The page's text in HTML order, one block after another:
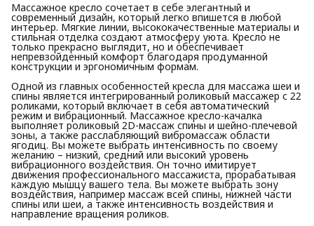
Массажное кресло сочетает в себе элегантный и
современный дизайн, который легко впишется в любой
интерьер. Мягкие линии, высококачественные материалы и
стильная отделка создают атмосферу уюта. Кресло не
только прекрасно выглядит, но и обеспечивает
непревзойденный комфорт благодаря продуманной
конструкции и эргономичным формам.
Одной из главных особенностей кресла для массажа шеи и
спины является интегрированный роликовый массажер с 22
роликами, который включает в себя автоматический
режим и вибрационный. Массажное кресло-качалка
выполняет роликовый 2D-массаж спины и шейно-плечевой
зоны, а также расслабляющий вибромассаж области
ягодиц. Вы можете выбрать интенсивность по своему
желанию – низкий, средний или высокий уровень
вибрационного воздействия. Он точно имитирует
движения профессионального массажиста, прорабатывая
каждую мышцу вашего тела. Вы можете выбрать зону
воздействия, например массаж всей спины, нижней части
спины или шеи, а также интенсивность воздействия и
направление вращения роликов.